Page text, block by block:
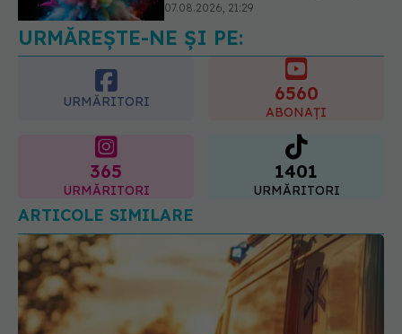
08.08.2026, 11:00
URMĂREȘTE-NE ȘI PE:
URMĂRITORI 6560
ABONAȚI
365
URMĂRITORI
1401
URMĂRITORI
ARTICOLE SIMILARE